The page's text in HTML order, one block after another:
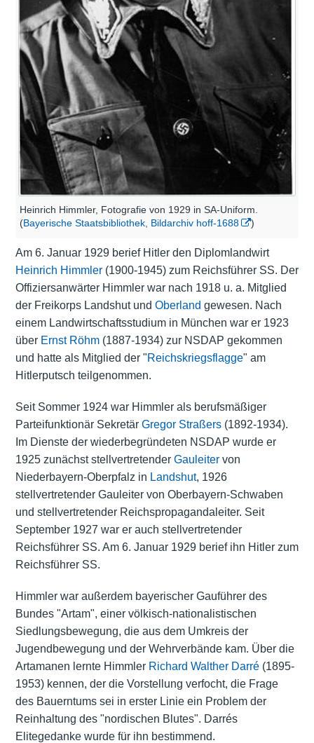
Heinrich Himmler, Fotografie von 1929 in SA-Uniform.
(Bayerische Staatsbibliothek, Bildarchiv hoff-1688 )
Am 6. Januar 1929 berief Hitler den Diplomlandwirt
Heinrich Himmler(1900-1945) zum Reichsführer SS. Der
Offiziersanwärter Himmler war nach 1918 u. a. Mitglied
der Freikorps Landshut und Oberland gewesen. Nach
einem Landwirtschaftsstudium in München war er 1923
über Ernst Röhm(1887-1934) zur NSDAP gekommen
und hatte als Mitglied der "Reichskriegsflagge" am
Hitlerputsch teilgenommen.
Seit Sommer 1924 war Himmler als berufsmäßiger
Parteifunktionär Sekretär Gregor Straßers(1892-1934).
Im Dienste der wiederbegründeten NSDAP wurde er
1925 zunächst stellvertretender Gauleitervon
Niederbayern-Oberpfalz in Landshut, 1926
stellvertretender Gauleiter von Oberbayern-Schwaben
und stellvertretender Reichspropagandaleiter. Seit
September 1927 war er auch stellvertretender
Reichsführer SS. Am 6. Januar 1929 berief ihn Hitler zum
Reichsführer SS.
Himmler war außerdem bayerischer Gauführer des
Bundes "Artam", einer völkisch-nationalistischen
Siedlungsbewegung, die aus dem Umkreis der
Jugendbewegung und der Wehrverbände kam. Über die
Artamanen lernte Himmler Richard Walther Darré(1895-
1953) kennen, der die Vorstellung verfocht, die Frage
des Bauerntums sei in erster Linie ein Problem der
Reinhaltung des "nordischen Blutes". Darrés
Elitegedanke wurde für ihn bestimmend.